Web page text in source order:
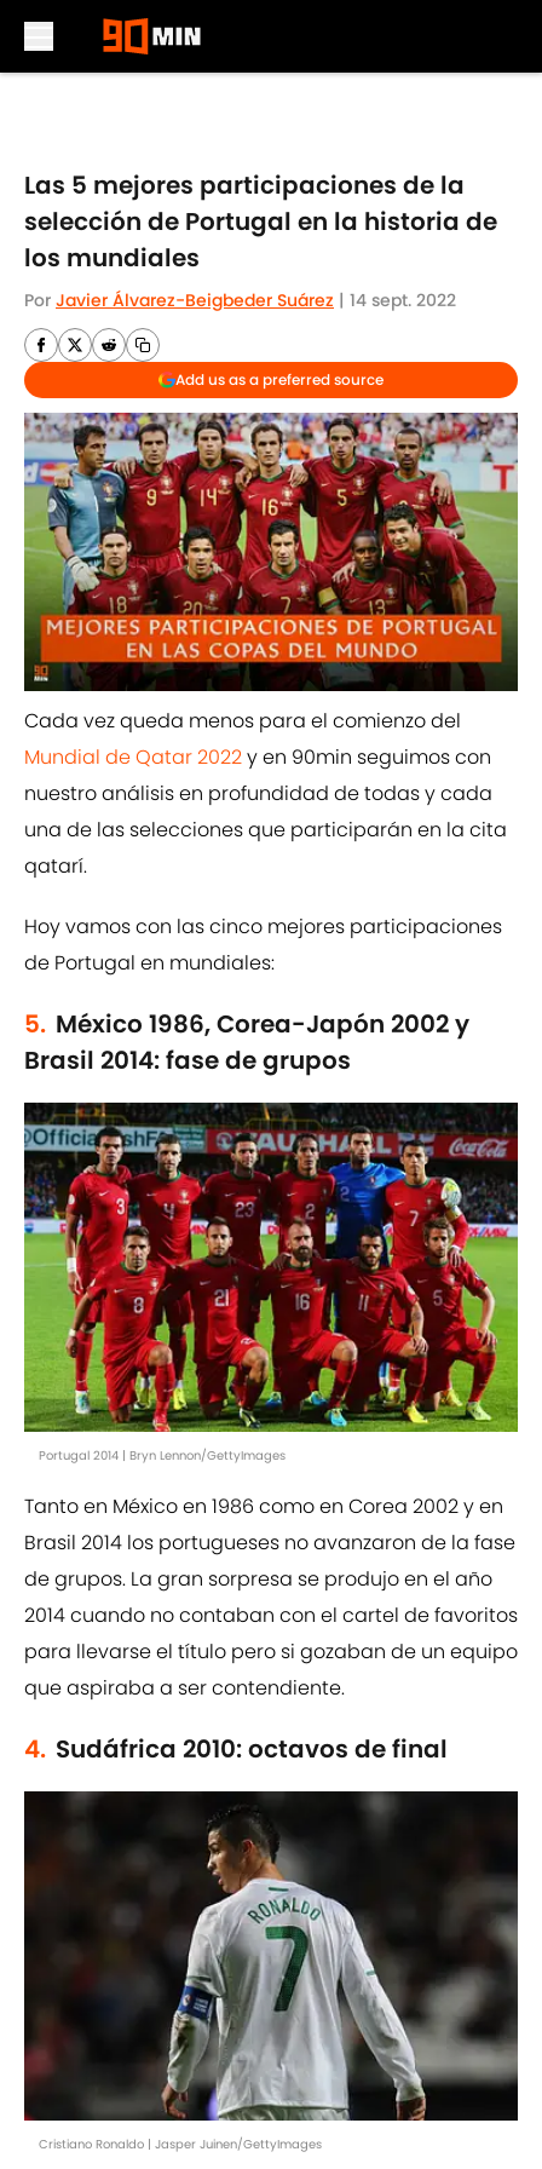
Las 5 mejores participaciones de la
selección de Portugal en la historia de
los mundiales
Por Javier Álvarez-Beigbeder Suárez | 14 sept. 2022
Add us as a preferred source
Cada vez queda menos para el comienzo del
Mundial de Qatar 2022y en 90min seguimos con
nuestro análisis en profundidad de todas y cada
una de las selecciones que participarán en la cita
qatarí.
Hoy vamos con las cinco mejores participaciones
de Portugal en mundiales:
5. México 1986, Corea-Japón 2002 y
Brasil 2014: fase de grupos
Portugal 2014 | Bryn Lennon/GettyImages
Tanto en México en 1986 como en Corea 2002 y en
Brasil 2014 los portugueses no avanzaron de la fase
de grupos. La gran sorpresa se produjo en el año
2014 cuando no contaban con el cartel de favoritos
para llevarse el título pero si gozaban de un equipo
que aspiraba a ser contendiente.
4. Sudáfrica 2010: octavos de final
Cristiano Ronaldo | Jasper Juinen/GettyImages